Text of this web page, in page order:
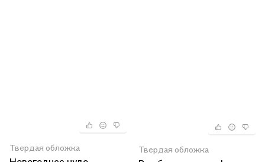
Твердая обложка Твердая обложка